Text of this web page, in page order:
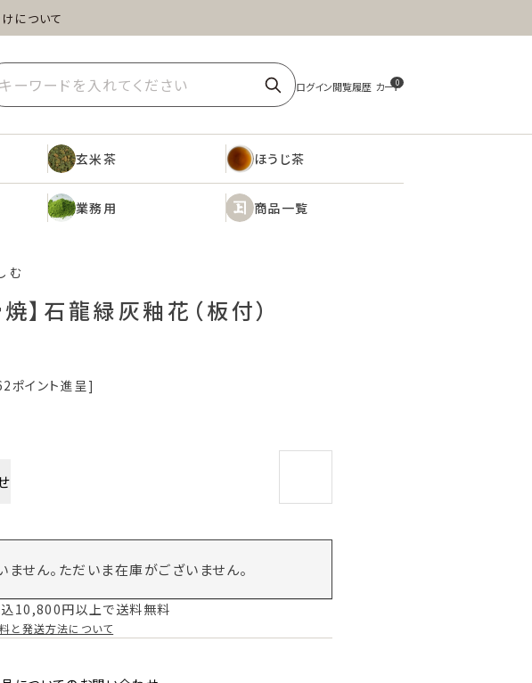
について
0
商品一覧
玄米茶 ほうじ茶
業務用 商品一覧
む
】石龍緑灰釉花（板付）
ポイント進呈
ません。ただいま在庫がございません。
10,800円以上で送料無料
と発送方法について